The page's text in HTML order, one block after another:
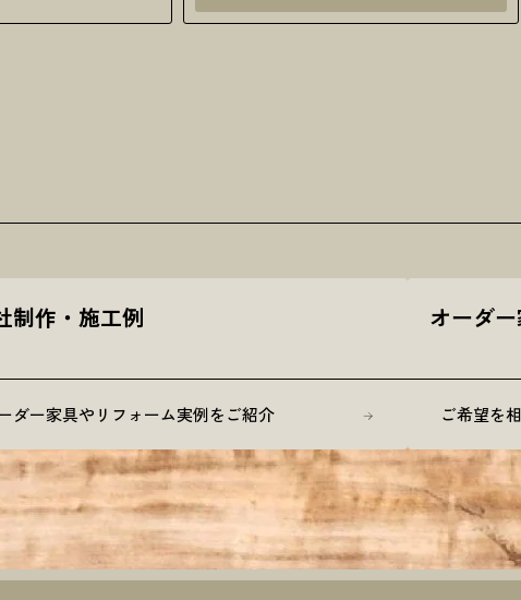
制作・施工例
ダー家具やリフォーム実例をご紹介
オーダ
ご希望を